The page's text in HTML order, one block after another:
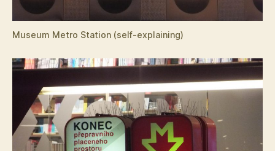
Museum Metro Station (self-explaining)